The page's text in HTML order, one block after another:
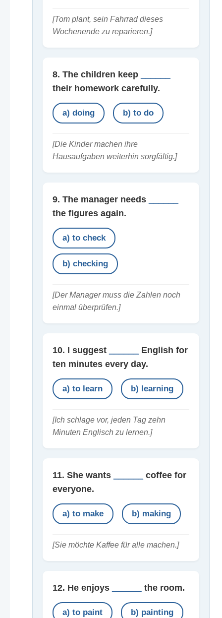
[Tom plant, sein Fahrrad dieses
Wochenende zu reparieren.]
8. The children keep
their homework carefully.
a) doing b) to do
[Die Kinder machen ihre
Hausaufgaben weiterhin sorgfältig.]
9. The manager needs
the figures again.
a) to check
b) checking
[Der Manager muss die Zahlen noch
einmal überprüfen.]
10. I suggest
English for
ten minutes every day.
a) to learn b) learning
[Ich schlage vor, jeden Tag zehn
Minuten Englisch zu lernen.]
11. She wants
coffee for
everyone.
a) to make b) making
[Sie möchte Kaffee für alle machen.]
12. He enjoys the room.
a) to paint b) painting